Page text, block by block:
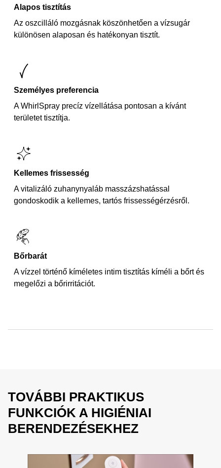
Alapos tisztítás
Az oszcilláló mozgásnak köszönhetően a vízsugár
különösen alaposan és hatékonyan tisztít.
Személyes preferencia
A WhirlSpray precíz vízellátása pontosan a kívánt
területet tisztítja.
Kellemes frissesség
A vitalizáló zuhanynyaláb masszázshatással
gondoskodik a kellemes, tartós frissességérzésről.
Bőrbarát
A vízzel történő kíméletes intim tisztítás kíméli a bőrt és
megelőzi a bőrirritációt.
TOVÁBBI PRAKTIKUS
FUNKCIÓK A HIGIÉNIAI
BERENDEZÉSEKHEZ